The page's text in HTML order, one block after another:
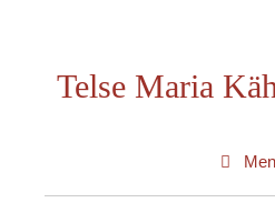
springenTelse Maria